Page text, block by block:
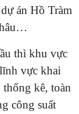
án Hồ Tràm
thì khu vực
vực khai
thống kê, toàn
công suất